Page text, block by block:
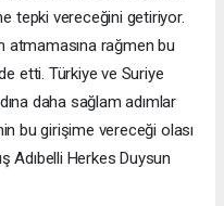
tepki vereceğini getiriyor.
atmamasına rağmen bu
etti. Türkiye ve Suriye
daha sağlam adımlar
bu girişime vereceği olası
Adıbelli Herkes Duysun